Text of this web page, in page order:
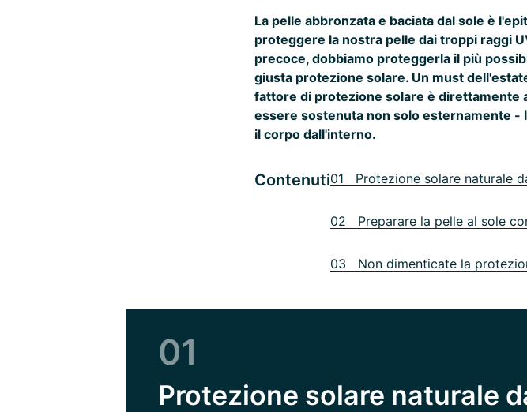
La pelle abbronzata e baciata dal sole è
proteggere la nostra pelle dai troppi raggi
precoce, dobbiamo proteggerla il più
giusta protezione solare. Un must
fattore di protezione solare è direttamente
essere sostenuta non solo esternamente -
il corpo dall'interno.
Contenuti01 Protezione solare naturale
02 Preparare la pelle al sole
03 Non dimenticate la
01
Protezione solare naturale